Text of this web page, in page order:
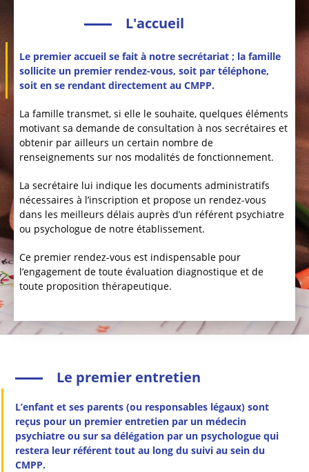
L'accueil
Le premier accueil se fait à notre secrétariat ; la famille
sollicite un premier rendez-vous, soit par téléphone,
soit en se rendant directement au CMPP.
La famille transmet, si elle le souhaite, quelques éléments
motivant sa demande de consultation à nos secrétaires et
obtenir par ailleurs un certain nombre de
renseignements sur nos modalités de fonctionnement.
La secrétaire lui indique les documents administratifs
nécessaires à l’inscription et propose un rendez-vous
dans les meilleurs délais auprès d’un référent psychiatre
ou psychologue de notre établissement.
Ce premier rendez-vous est indispensable pour
l’engagement de toute évaluation diagnostique et de
toute proposition thérapeutique.
Le premier entretien
L’enfant et ses parents (ou responsables légaux) sont
reçus pour un premier entretien par un médecin
psychiatre ou sur sa délégation par un psychologue qui
restera leur référent tout au long du suivi au sein du
CMPP.